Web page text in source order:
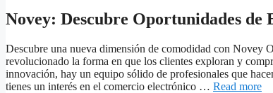
Novey: Descubre Oportunidades de
Descubre una nueva dimensión de comodidad con Novey
revolucionado la forma en que los clientes exploran y
innovación, hay un equipo sólido de profesionales que
tienes un interés en el comercio electrónico … Read more